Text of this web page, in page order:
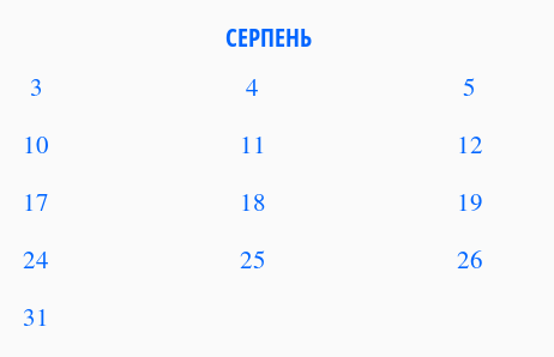
СЕРПЕНЬ
3 4 5
10 11 12
17 18 19
24 25 26
31